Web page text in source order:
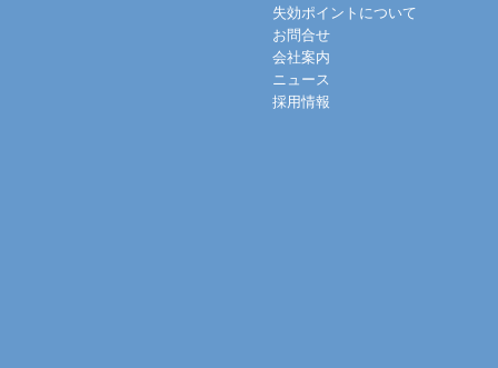
失効ポイントについて
お問合せ
会社案内
ニュース
採用情報